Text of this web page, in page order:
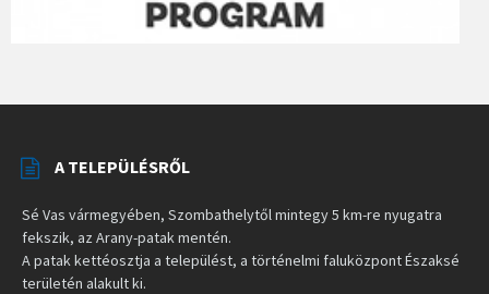
A TELEPÜLÉSRŐL
Sé Vas vármegyében, Szombathelytől mintegy 5 km-re nyugatra
fekszik, az Arany-patak mentén.
A patak kettéosztja a települést, a történelmi faluközpont Északsé
területén alakult ki.